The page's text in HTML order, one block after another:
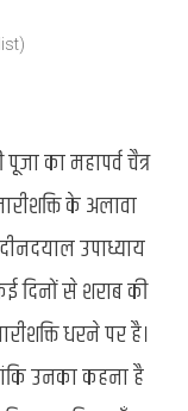
पूजा का महापर्व चैत्र
के अलावा
उपाध्याय
दिनों से शराब की
धरने पर है।
उनका कहना है